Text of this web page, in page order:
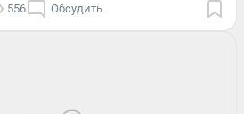
556 Обсудить